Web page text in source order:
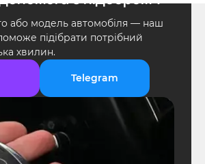
або модель автомобіля — наш
підібрати потрібний
хвилин.
Telegram